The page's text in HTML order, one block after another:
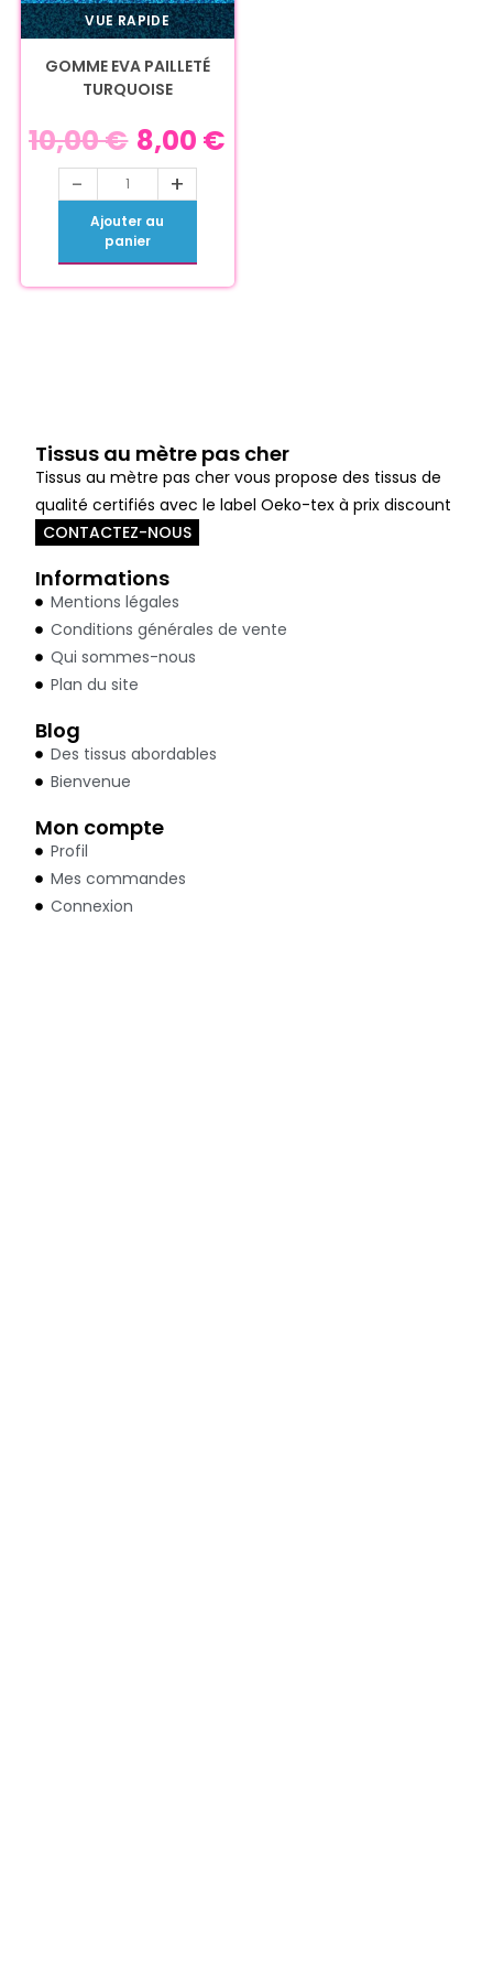
VUE RAPIDE
GOMME EVA PAILLETÉ
TURQUOISE
10,00€ 8,00 €
- +
Ajouter au
panier
Tissus au mètre pas cher
Tissus au mètre pas cher vous propose des tissus de
qualité certifiés avec le label Oeko-tex à prix discount
CONTACTEZ-NOUS
Informations
Mentions légales
Conditions générales de vente
Qui sommes-nous
Plan du site
Blog
Des tissus abordables
Bienvenue
Mon compte
Profil
Mes commandes
Connexion